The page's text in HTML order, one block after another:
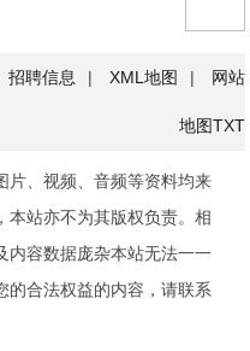
招聘信息 | XML地图 | 网站
地图TXT
片、视频、音频等资料均来
本站亦不为其版权负责。相
内容数据庞杂本站无法一一
的合法权益的内容，请联系